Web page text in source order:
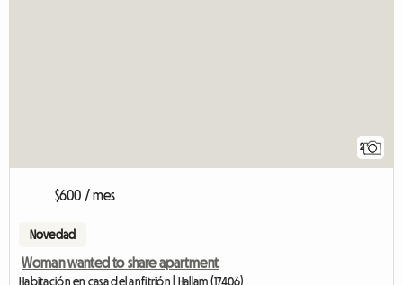
2
$600 / mes
Novedad
Woman wanted to share apartment
Habitación en casa del anfitrión | Hallam (17406)